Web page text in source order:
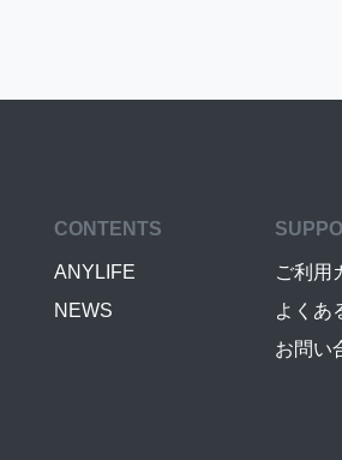
CONTENTS
ANYLIFE
NEWS
ご利用
よくあ
お問い